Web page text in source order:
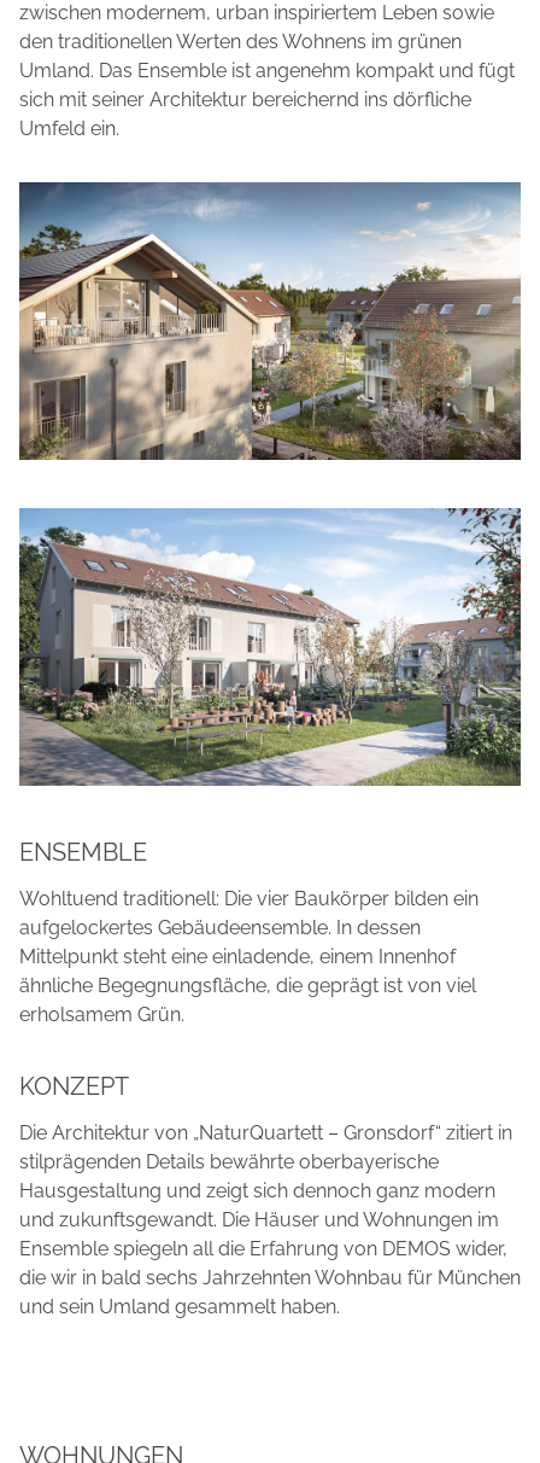
zwischen modernem, urban inspiriertem Leben sowie
den traditionellen Werten des Wohnens im grünen
Umland. Das Ensemble ist angenehm kompakt und fügt
sich mit seiner Architektur bereichernd ins dörfliche
Umfeld ein.
ENSEMBLE
Wohltuend traditionell: Die vier Baukörper bilden ein
aufgelockertes Gebäudeensemble. In dessen
Mittelpunkt steht eine einladende, einem Innenhof
ähnliche Begegnungsfläche, die geprägt ist von viel
erholsamem Grün.
KONZEPT
Die Architektur von „NaturQuartett – Gronsdorf“ zitiert in
stilprägenden Details bewährte oberbayerische
Hausgestaltung und zeigt sich dennoch ganz modern
und zukunftsgewandt. Die Häuser und Wohnungen im
Ensemble spiegeln all die Erfahrung von DEMOS wider,
die wir in bald sechs Jahrzehnten Wohnbau für München
und sein Umland gesammelt haben.
WOHNUNGEN